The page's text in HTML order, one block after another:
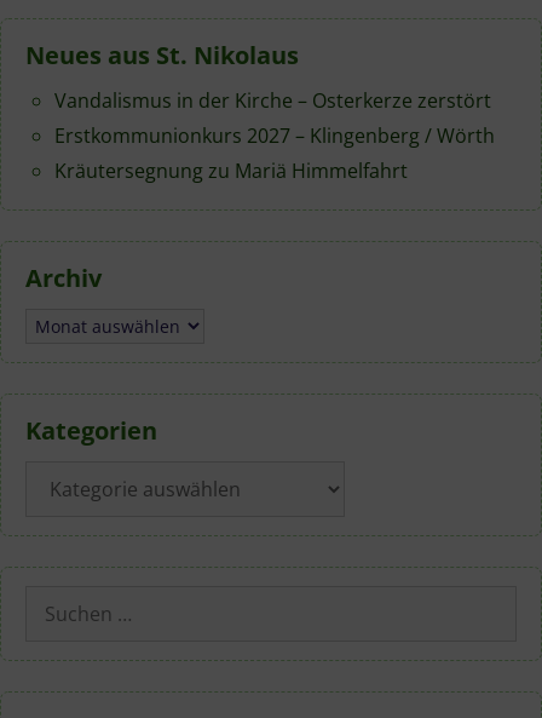
Neues aus St. Nikolaus
Vandalismus in der Kirche – Osterkerze zerstört
Erstkommunionkurs 2027 – Klingenberg / Wörth
Kräutersegnung zu Mariä Himmelfahrt
Archiv
Archiv
Kategorien
Suchen
nach: